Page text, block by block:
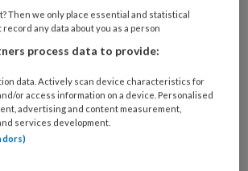
*
Then we only place essential and statistical
any data about you as a person
process data to provide:
data. Actively scan device characteristics for
or access information on a device. Personalised
advertising and content measurement,
services development.